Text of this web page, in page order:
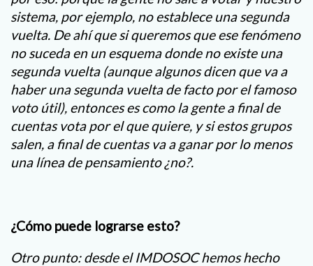
sistema, por ejemplo, no establece una segunda
vuelta. De ahí que si queremos que ese fenómeno
no suceda en un esquema donde no existe una
segunda vuelta (aunque algunos dicen que va a
haber una segunda vuelta de facto por el famoso
voto útil), entonces es como la gente a final de
cuentas vota por el que quiere, y si estos grupos
salen, a final de cuentas va a ganar por lo menos
una línea de pensamiento ¿no?.
¿Cómo puede lograrse esto?
Otro punto: desde el IMDOSOC hemos hecho